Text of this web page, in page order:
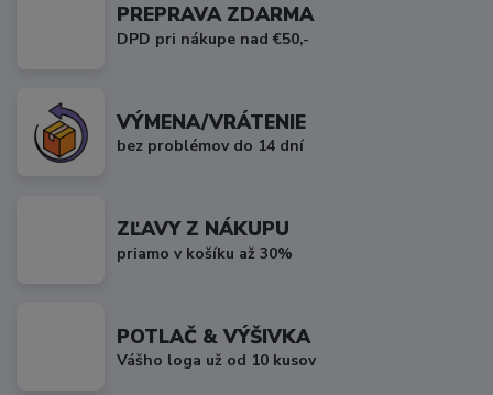
PREPRAVA ZDARMA
DPD pri nákupe nad €50,-
VÝMENA/VRÁTENIE
bez problémov do 14 dní
ZĽAVY Z NÁKUPU
priamo v košíku až 30%
POTLAČ & VÝŠIVKA
Vášho loga už od 10 kusov